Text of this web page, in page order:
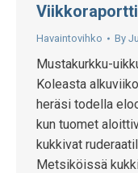
Havaintovihko By
Mustakurkku-
Koleasta
heräsi todella
kun tuomet
kukkivat
Metsiköissä